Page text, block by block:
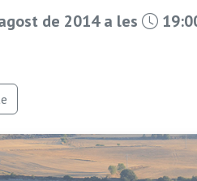
de 2014 a les